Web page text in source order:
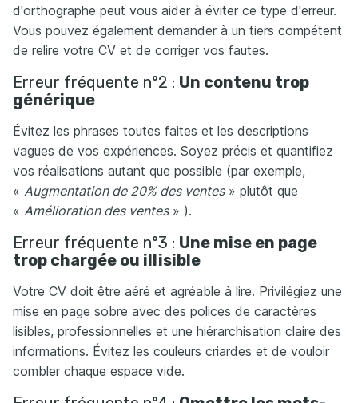
d'orthographe peut vous aider à éviter ce type d'erreur.
Vous pouvez également demander à un tiers compétent
de relire votre CV et de corriger vos fautes.
Erreur fréquente n°2 : Un contenu trop
générique
Évitez les phrases toutes faites et les descriptions
vagues de vos expériences. Soyez précis et quantifiez
vos réalisations autant que possible (par exemple,
« Augmentation de 20% des ventes» plutôt que
« Amélioration des ventes» ).
Erreur fréquente n°3 : Une mise en page
trop chargée ou illisible
Votre CV doit être aéré et agréable à lire. Privilégiez une
mise en page sobre avec des polices de caractères
lisibles, professionnelles et une hiérarchisation claire des
informations. Évitez les couleurs criardes et de vouloir
combler chaque espace vide.